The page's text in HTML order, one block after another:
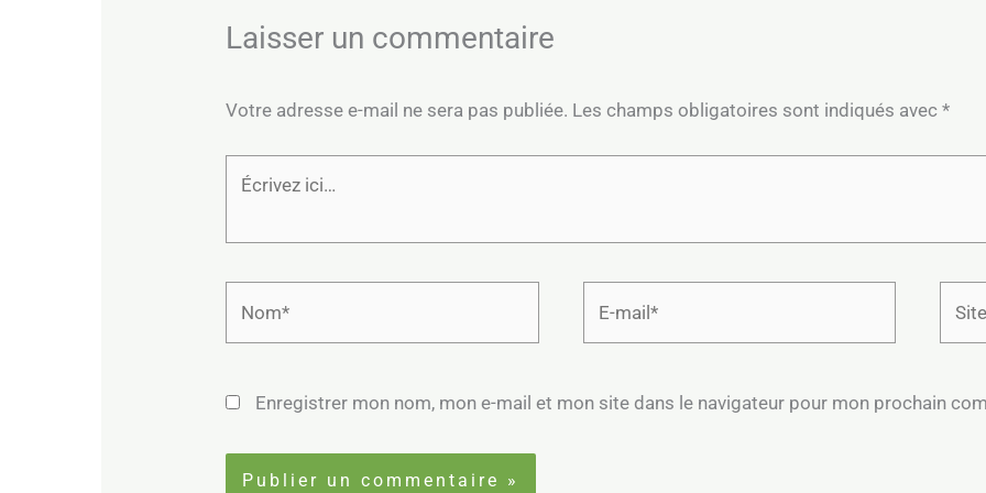
Laisser un commentaire
Votre adresse e-mail ne sera pas publiée. Les champs obligatoires sont indiqués avec*
Enregistrer mon nom, mon e-mail et mon site dans le navigateur pour mon prochain